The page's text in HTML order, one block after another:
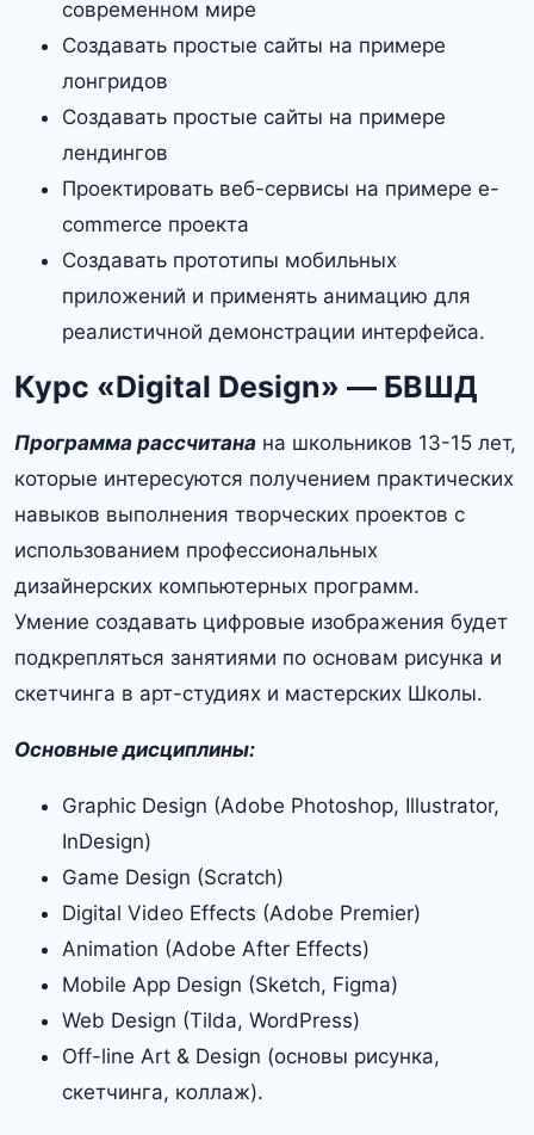
современном мире
Создавать простые сайты на примере
лонгридов
Создавать простые сайты на примере
лендингов
Проектировать веб-сервисы на примере e-
commerce проекта
Создавать прототипы мобильных
приложений и применять анимацию для
реалистичной демонстрации интерфейса.
Курс «Digital Design» — БВШД
Программа рассчитана на школьников 13-15 лет,
которые интересуются получением практических
навыков выполнения творческих проектов с
использованием профессиональных
дизайнерских компьютерных программ.
Умение создавать цифровые изображения будет
подкрепляться занятиями по основам рисунка и
скетчинга в арт-студиях и мастерских Школы.
Основныедисциплины:
Graphic Design (Adobe Photoshop, Illustrator,
InDesign)
Game Design (Scratch)
Digital Video Effects (Adobe Premier)
Animation (Adobe After Effects)
Mobile App Design (Sketch, Figma)
Web Design (Tilda, WordPress)
Off-line Art & Design (основы рисунка,
скетчинга, коллаж).